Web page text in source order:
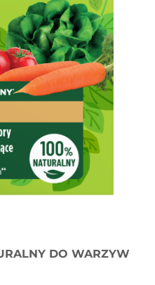
DO WARZYW